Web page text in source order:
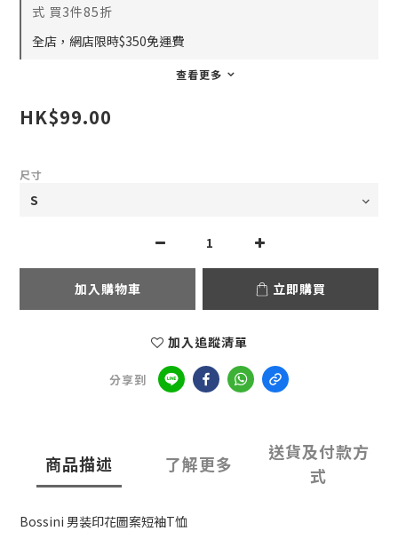
式 買3件85折
全店，網店限時$350免運費
查看更多
HK$99.00
尺寸
加入購物車 立即購買
加入追蹤清單
分享到
商品描述 了解更多
送貨及付款方
式
Bossini 男装印花圖案短袖T恤